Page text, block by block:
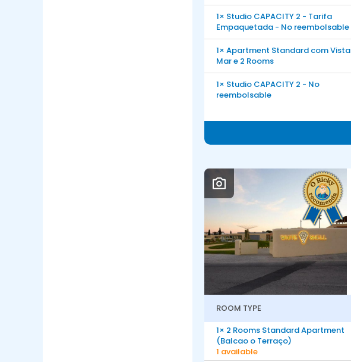
1× Studio CAPACITY 2 - Tarifa
Empaquetada - No reembolsable
1× Apartment Standard com Vista
Mar e 2 Rooms
1× Studio CAPACITY 2 - No
reembolsable
ROOM TYPE
1× 2 Rooms Standard Apartment
(Balcao o Terraço)
1 available